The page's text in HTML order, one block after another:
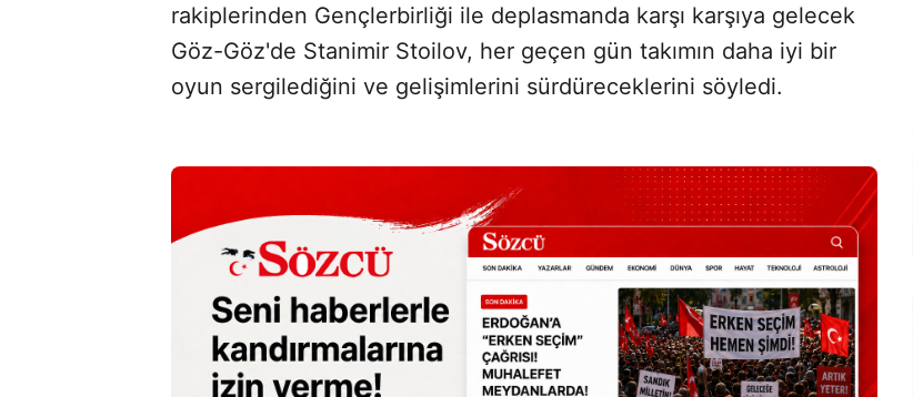
rakiplerinden Gençlerbirliği ile deplasmanda karşı karşıya gelecek
Göz-Göz'de Stanimir Stoilov, her geçen gün takımın daha iyi bir
oyun sergilediğini ve gelişimlerini sürdüreceklerini söyledi.